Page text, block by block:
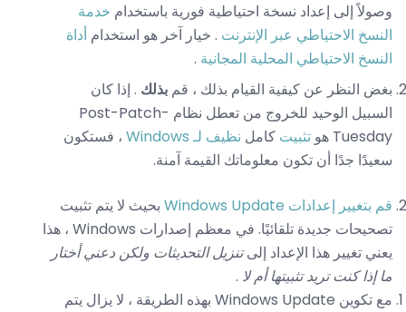
وصولاً إلى إعداد نسخة احتياطية فورية باستخدام خدمة
النسخ الاحتياطي عبر الإنترنت . خيار آخر هو استخدام أداة
النسخ الاحتياطي المحلية المجانية .
بغض النظر عن كيفية القيام بذلك ، قم بذلك . إذا كان
السبيل الوحيد للخروج من تعطل نظام Post-Patch-
Tuesday هو
تثبيت كامل نظيف لـ Windows
، فستكون
سعيدًا جدًا أن تكون معلوماتك القيمة آمنة.
قم بتغيير إعدادات Windows Update
بحيث لا يتم تثبيت
تصحيحات جديدة تلقائيًا. في معظم إصدارات Windows ، هذا
يعني تغيير هذا الإعداد إلىتنزيل التحديثات ولكن دعني أختار
ما إذا كنت تريد تثبيتها أم لا .
مع تكوين Windows Update بهذه الطريقة ، لا يزال يتم